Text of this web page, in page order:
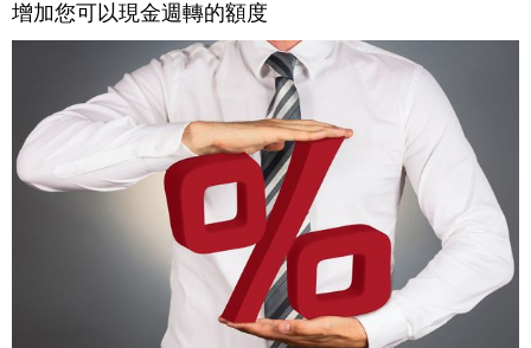
增加您可以現金週轉的額度